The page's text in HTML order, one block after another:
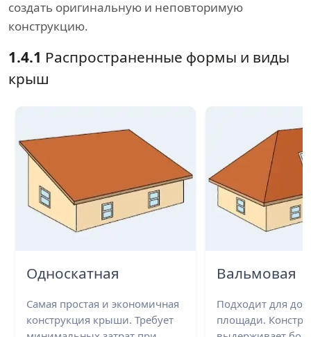
создать оригинальную и неповторимую
конструкцию.
1.4.1 Распространенные формы и виды
крыш
Односкатная
Самая простая и экономичная
конструкция крыши. Требует
Вальмовая
Подходит для
площади.